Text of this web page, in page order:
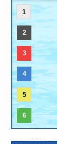
1
2
3
4
5
6